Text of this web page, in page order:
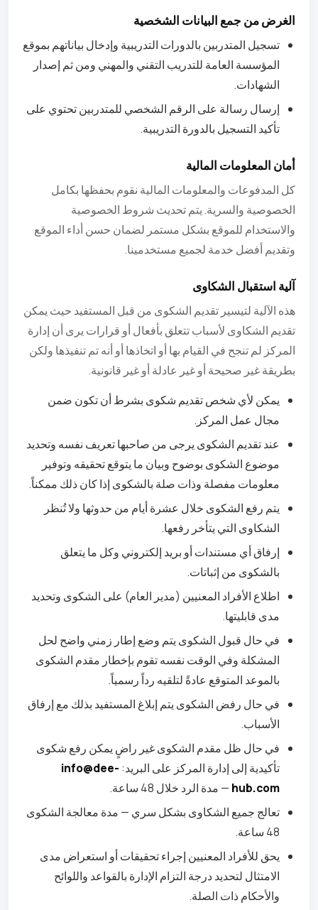
الغرض من جمع البيانات الشخصية
تسجيل المتدربين بالدورات التدريبية وإدخال بياناتهم بموقع
المؤسسة العامة للتدريب التقني والمهني ومن ثم إصدار
الشهادات.
إرسال رسالة على الرقم الشخصي للمتدربين تحتوي على
تأكيد التسجيل بالدورة التدريبية.
أمان المعلومات المالية
كل المدفوعات والمعلومات المالية نقوم بحفظها بكامل
الخصوصية والسرية. يتم تحديث شروط الخصوصية
والاستخدام للموقع بشكل مستمر لضمان حسن أداء الموقع
وتقديم أفضل خدمة لجميع مستخدمينا.
آلية استقبال الشكاوى
هذه الآلية لتيسير تقديم الشكوى من قبل المستفيد حيث يمكن
تقديم الشكاوى لأسباب تتعلق بأفعال أو قرارات يرى أن إدارة
المركز لم تنجح في القيام بها أو اتخاذها أو أنه تم تنفيذها ولكن
بطريقة غير صحيحة أو غير عادلة أو غير قانونية.
يمكن لأي شخص تقديم شكوى بشرط أن تكون ضمن
مجال عمل المركز.
عند تقديم الشكوى يرجى من صاحبها تعريف نفسه وتحديد
موضوع الشكوى بوضوح وبيان ما يتوقع تحقيقه وتوفير
معلومات مفصلة وذات صلة بالشكوى إذا كان ذلك ممكناً.
يتم رفع الشكوى خلال عشرة أيام من حدوثها ولا تُنظر
الشكاوى التي يتأخر رفعها.
إرفاق أي مستندات أو بريد إلكتروني وكل ما يتعلق
بالشكوى من إثباتات.
اطلاع الأفراد المعنيين (مدير العام) على الشكوى وتحديد
مدى قابليتها.
في حال قبول الشكوى يتم وضع إطار زمني واضح لحل
المشكلة وفي الوقت نفسه تقوم بإخطار مقدم الشكوى
بالموعد المتوقع عادةً لتلقيه رداً رسمياً.
في حال رفض الشكوى يتم إبلاغ المستفيد بذلك مع إرفاق
الأسباب.
في حال ظل مقدم الشكوى غير راضٍ يمكن رفع شكوى
تأكيدية إلى إدارة المركز على البريد:info@dee-
hub.com— مدة الرد خلال 48 ساعة.
تعالج جميع الشكاوى بشكل سري — مدة معالجة الشكوى
48 ساعة.
يحق للأفراد المعنيين إجراء تحقيقات أو استعراض مدى
الامتثال لتحديد درجة التزام الإدارة بالقواعد واللوائح
والأحكام ذات الصلة.